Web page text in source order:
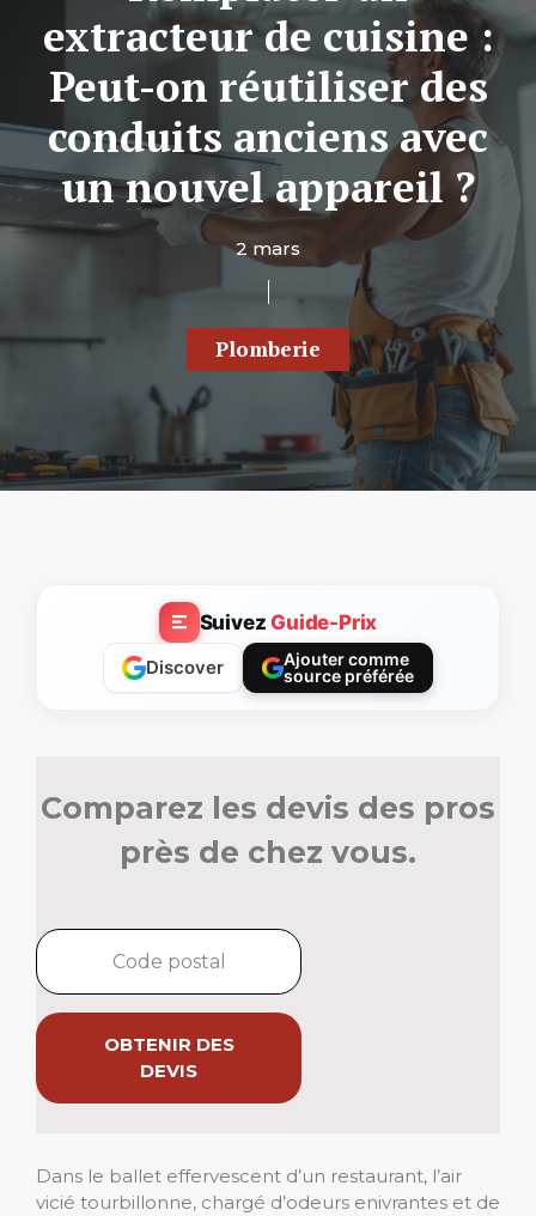
extracteur de cuisine :
Peut-on réutiliser des
conduits anciens avec
un nouvel appareil ?
2 mars
Plomberie
SuivezGuide-Prix
Discover
Ajouter comme
source préférée
Comparez les devis des pros
près de chez vous.
OBTENIR DES
DEVIS
Dans le ballet effervescent d’un restaurant, l’air
vicié tourbillonne, chargé d’odeurs enivrantes et de